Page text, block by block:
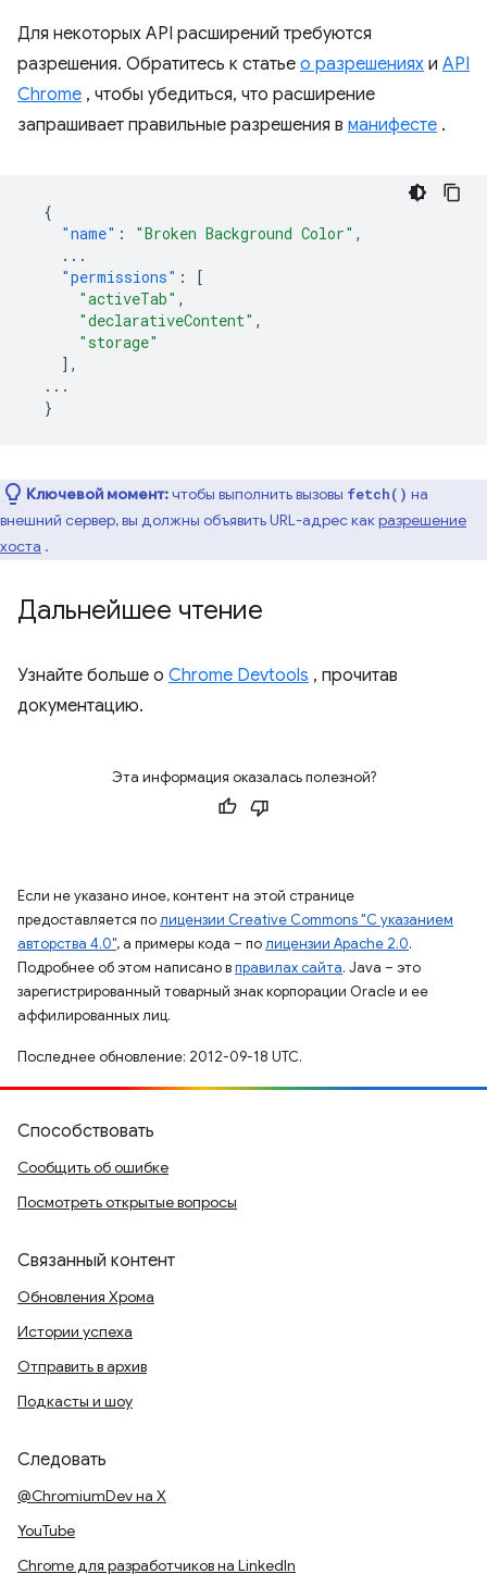
Для некоторых API расширений требуются
разрешения. Обратитесь к статье о разрешениях и API
Chrome , чтобы убедиться, что расширение
запрашивает правильные разрешения в манифесте .
{
"name" : "Broken Background Color" ,
...
"permissions" :
[
"activeTab" ,
"declarativeContent" ,
"storage"
],
...
}
Ключевой момент:чтобы выполнить вызовы fetch() на
внешний сервер, вы должны объявить URL-адрес какразрешение
хоста .
Дальнейшее чтение
Узнайте больше о Chrome Devtools , прочитав
документацию.
Эта информация оказалась полезной?
Если не указано иное, контент на этой странице
предоставляется полицензии Creative Commons "С указанием
авторства 4.0", а примеры кода – полицензии Apache 2.0.
Подробнее об этом написано вправилах сайта. Java – это
зарегистрированный товарный знак корпорации Oracle и ее
аффилированных лиц.
Последнее обновление: 2012-09-18 UTC.
Способствовать
Сообщить об ошибке
Посмотреть открытые вопросы
Связанный контент
Обновления Хрома
Истории успеха
Отправить в архив
Подкасты и шоу
Следовать
@ChromiumDev на X
YouTube
Chrome для разработчиков на LinkedIn